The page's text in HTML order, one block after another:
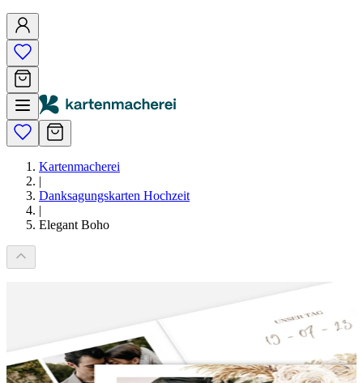
Kartenmacherei
|
Danksagungskarten Hochzeit
|
Elegant Boho